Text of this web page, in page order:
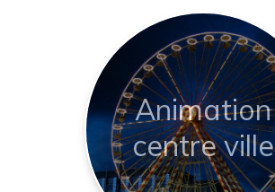
Animation
centre ville